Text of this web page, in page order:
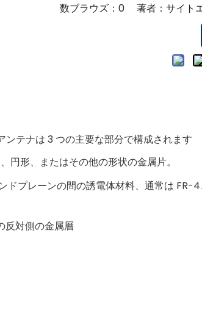
数ブラウズ： 0 著者：サイト
ンテナは 3 つの主要な部分で構成されます
円形、またはその他の形状の金属片。
ドプレーンの間の誘電体材料、通常は FR-
反対側の金属層